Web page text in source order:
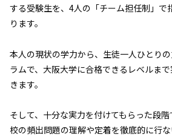
する受験生を、4人の「チーム担任制」で
ります。
本人の現状の学力から、生徒一人ひとり
ラムで、大阪大学に合格できるレベルま
きます。
そして、十分な実力を付けてもらった段
校の頻出問題の理解や定着を徹底的に行